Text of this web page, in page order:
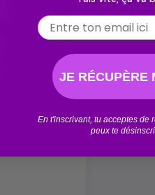
et les
l'une des
Email
JE RÉCUPÈRE
En t'inscrivant, tu acceptes de
peux te